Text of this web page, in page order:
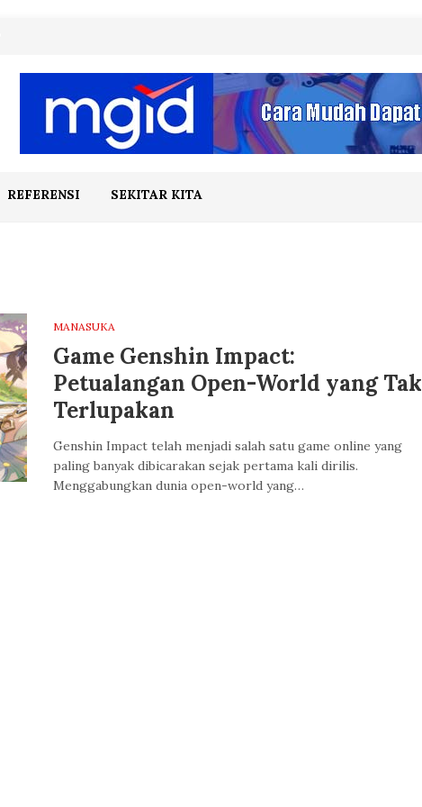
REFERENSI SEKITAR KITA
MANASUKA
Game Genshin Impact:
Petualangan Open-World yang Tak
Terlupakan
Genshin Impact telah menjadi salah satu game online yang
paling banyak dibicarakan sejak pertama kali dirilis.
Menggabungkan dunia open-world yang…